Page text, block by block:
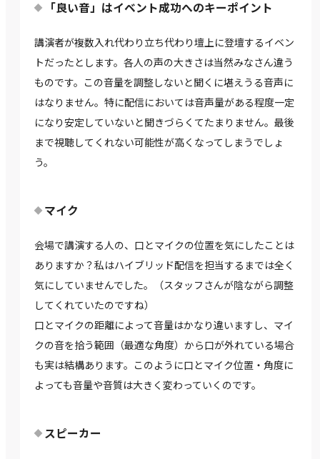
「良い音」はイベント成功へのキーポイント
講演者が複数入れ代わり立ち代わり壇上に登壇するイベン
トだったとします。各人の声の大きさは当然みなさん違う
ものです。この音量を調整しないと聞くに堪えうる音声に
はなりません。特に配信においては音声量がある程度一定
になり安定していないと聞きづらくてたまりません。最後
まで視聴してくれない可能性が高くなってしまうでしょ
う。
マイク
会場で講演する人の、口とマイクの位置を気にしたことは
ありますか？私はハイブリッド配信を担当するまでは全く
気にしていませんでした。（スタッフさんが陰ながら調整
してくれていたのですね）
口とマイクの距離によって音量はかなり違いますし、マイ
クの音を拾う範囲（最適な角度）から口が外れている場合
も実は結構あります。このように口とマイク位置・角度に
よっても音量や音質は大きく変わっていくのです。
スピーカー